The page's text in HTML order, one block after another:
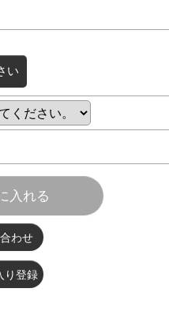
い
入れる
わせ
り登録